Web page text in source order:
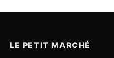
LE PETIT MARCHÉ